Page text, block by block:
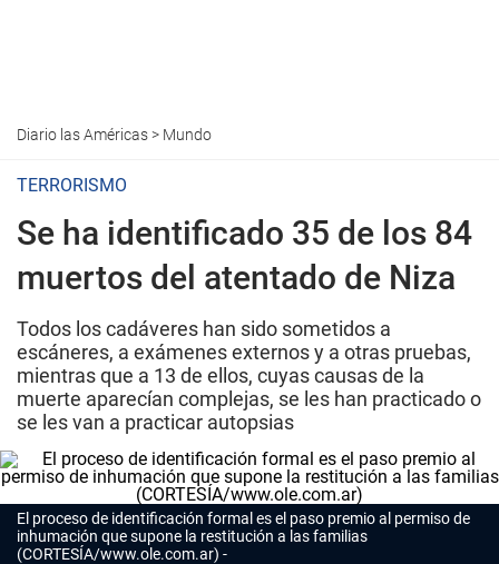
Diario las Américas> Mundo
TERRORISMO
Se ha identificado 35 de los 84
muertos del atentado de Niza
Todos los cadáveres han sido sometidos a
escáneres, a exámenes externos y a otras pruebas,
mientras que a 13 de ellos, cuyas causas de la
muerte aparecían complejas, se les han practicado o
se les van a practicar autopsias
El proceso de identificación formal es el paso premio al permiso de
inhumación que supone la restitución a las familias
(CORTESÍA/www.ole.com.ar)